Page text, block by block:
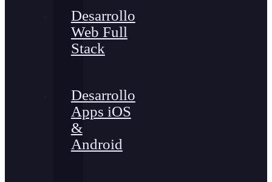
Desarrollo
Web Full
Stack
Desarrollo
Apps iOS
&
Android